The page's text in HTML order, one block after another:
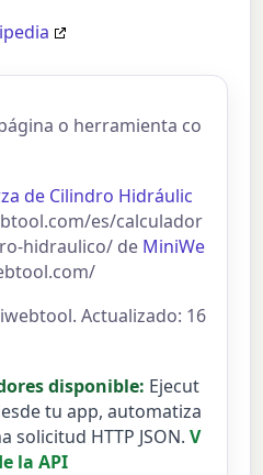
o herramienta co
de Cilindro Hidráulic
es/calculador
hidraulico/ de MiniWe
Actualizado: 16
disponible: Ejecut
tu app, automatiza
solicitud HTTP JSON. V
la API